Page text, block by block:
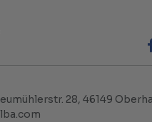
28, 46149